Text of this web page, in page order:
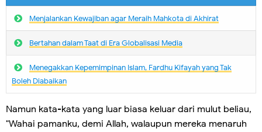
Menjalankan Kewajiban agar Meraih Mahkota di Akhirat
Bertahan dalam Taat di Era Globalisasi Media
Menegakkan Kepemimpinan Islam, Fardhu Kifayah yang Tak
Boleh Diabaikan
Namun kata-kata yang luar biasa keluar dari mulut beliau,
"Wahai pamanku, demi Allah, walaupun mereka menaruh